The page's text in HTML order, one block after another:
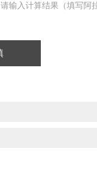
请输入计算结果（填写阿